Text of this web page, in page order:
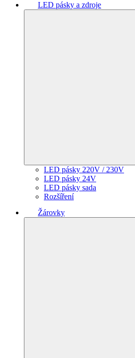
LED pásky a zdroje
LED pásky 220V / 230V
LED pásky 24V
LED pásky sada
Rozšíření
Žárovky